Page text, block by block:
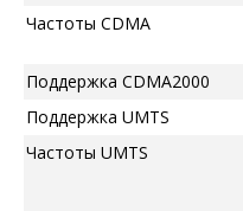
Частоты CDMA
Поддержка CDMA2000
Поддержка UMTS
Частоты UMTS